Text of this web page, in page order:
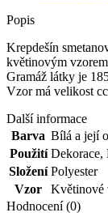
Popis
Krepdešín
květinovým
Gramáž látky je
Vzor má velikost
Další informace
Barva Bílá a její
Použití Dekorace,
Složení Polyester
Vzor
Květinové
Hodnocení (0)